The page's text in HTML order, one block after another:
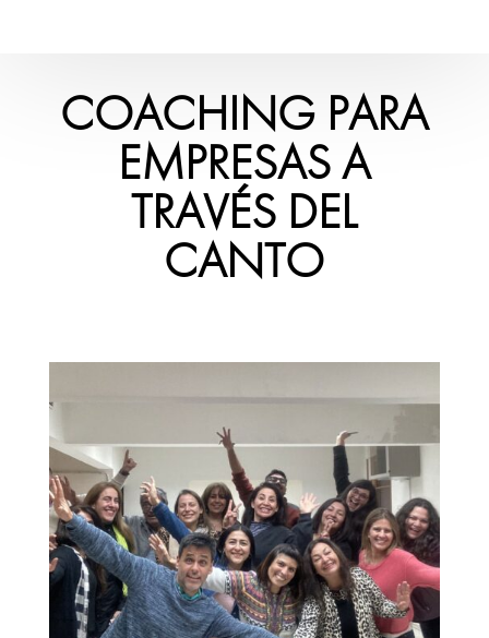
COACHING PARA
EMPRESAS A
TRAVÉS DEL
CANTO